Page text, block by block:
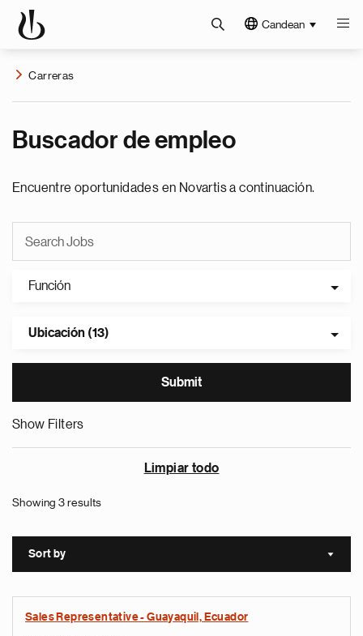
Candean
Carreras
Buscador de empleo
Encuentre oportunidades en Novartis a continuación.
Función
Ubicación (13)
Show Filters
Limpiar todo
Showing 3 results
Sort by Sort
Sales Representative - Guayaquil, Ecuador